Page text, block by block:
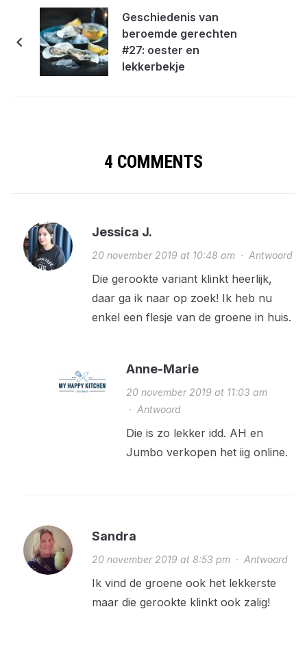
Geschiedenis van
beroemde gerechten
#27: oester en
lekkerbekje
4 COMMENTS
Jessica J.
20 november 2019 at 10:48 am· Antwoord
Die gerookte variant klinkt heerlijk,
daar ga ik naar op zoek! Ik heb nu
enkel een flesje van de groene in huis.
Anne-Marie
20 november 2019 at 11:03 am
· Antwoord
Die is zo lekker idd. AH en
Jumbo verkopen het iig online.
Sandra
20 november 2019 at 8:53 pm· Antwoord
Ik vind de groene ook het lekkerste
maar die gerookte klinkt ook zalig!